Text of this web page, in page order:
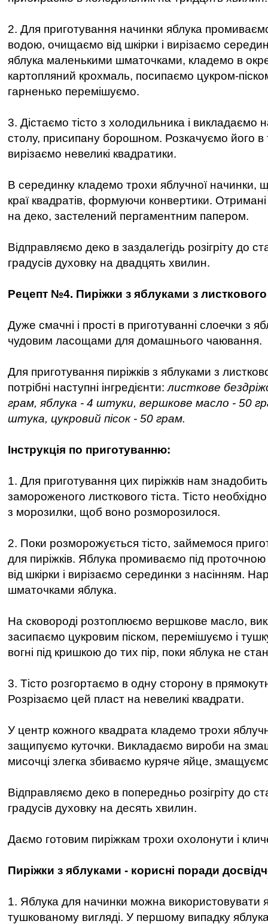
2. Для приготування начинки яблука
водою, очищаємо від шкірки і вирізаємо
яблука маленькими шматочками, кладемо в
картопляний крохмаль, посипаємо цукром-
гарненько перемішуємо.
3. Дістаємо тісто з холодильника і викладаємо
столу, присипану борошном. Розкачуємо його в
вирізаємо невеликі квадратики.
В серединку кладемо трохи яблучної начинки,
краї квадратів, формуючи конвертики.
на деко, застелений пергаментним папером.
Відправляємо деко в заздалегідь розігріту до
градусів духовку на двадцять хвилин.
Рецепт №4. Пиріжки з яблуками з листкового
Дуже смачні і прості в приготуванні слоечки з
чудовим ласощами для домашнього чаювання.
Для приготування пиріжків з яблуками з
потрібні наступні інгредієнти:листкове
грам, яблука - 4 штуки, вершкове масло - 50
штука, цукровий пісок - 50 грам.
Інструкція по приготуванню:
1. Для приготування цих пиріжків нам
замороженого листкового тіста. Тісто необхідно
з морозилки, щоб воно розморозилося.
2. Поки розморожується тісто, займемося
для пиріжків. Яблука промиваємо під
від шкірки і вирізаємо серединки з насінням.
шматочками яблука.
На сковороді розтоплюємо вершкове масло,
засипаємо цукровим піском, перемішуємо і
вогні під кришкою до тих пір, поки яблука не
3. Тісто розгортаємо в одну сторону в
Розрізаємо цей пласт на невеликі квадрати.
У центр кожного квадрата кладемо трохи
защипуємо куточки. Викладаємо вироби на
мисочці злегка збиваємо куряче яйце,
Відправляємо деко в попередньо розігріту до
градусів духовку на десять хвилин.
Даємо готовим пиріжкам трохи охолонути і
Пиріжки з яблуками - корисні поради
1. Яблука для начинки можна використовувати
тушкованому вигляді. У першому випадку